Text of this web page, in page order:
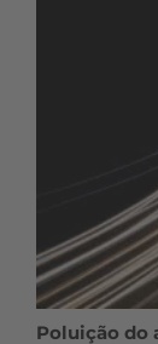
Poluição do